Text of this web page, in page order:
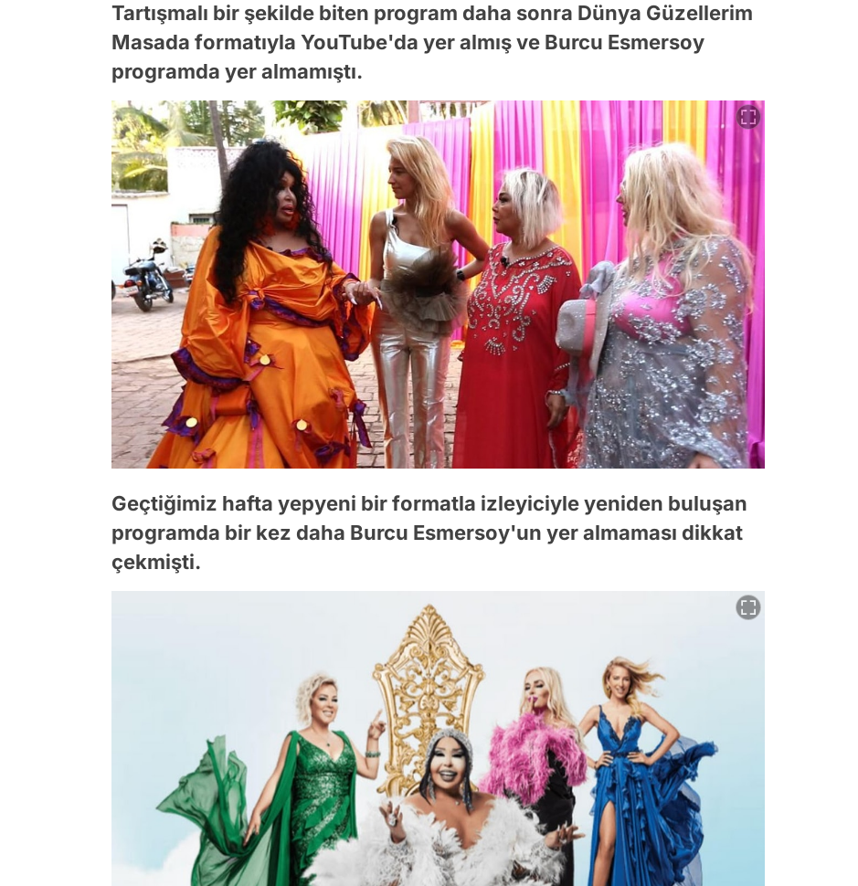
Tartışmalı bir şekilde biten program daha sonra Dünya Güzellerim
Masada formatıyla YouTube'da yer almış ve Burcu Esmersoy
programda yer almamıştı.
Geçtiğimiz hafta yepyeni bir formatla izleyiciyle yeniden buluşan
programda bir kez daha Burcu Esmersoy'un yer almaması dikkat
çekmişti.